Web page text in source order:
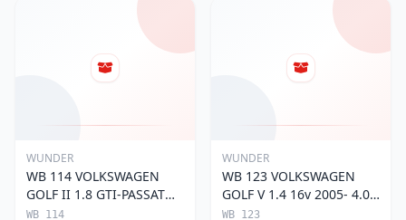
WUNDER
WB 114 VOLKSWAGEN
GOLF II 1.8 GTI-PASSAT
88-97 1.8 893 133 511
WB 114
WUNDER
WB 123 VOLKSWAGEN
GOLF V 1.4 16v 2005- 4.0
BAR 6Q0 201 051 A/C
WB 123